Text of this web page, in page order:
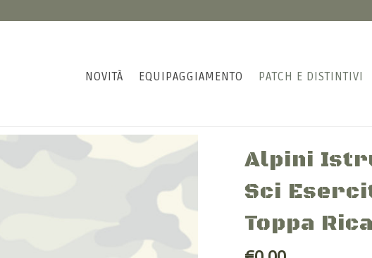
NOVITÀ EQUIPAGGIAMENTO PATCH E DISTINTIVI
Alpini
Sci
Toppa